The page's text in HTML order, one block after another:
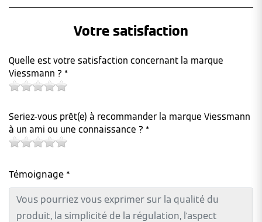
Votre satisfaction
Quelle est votre satisfaction concernant la marque
Viessmann ? *
Seriez-vous prêt(e) à recommander la marque Viessmann
à un ami ou une connaissance ? *
Témoignage *